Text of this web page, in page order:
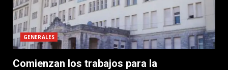
GENERALES
Comienzan los trabajos para la